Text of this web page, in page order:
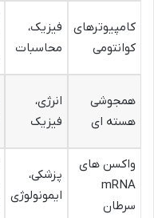
کامپیوترهای
کوانتومی
فیزیک،
محاسبات
همجوشی
هسته ای
انرژی،
فیزیک
واکسن های
mRNA
سرطان
پزشکی،
ایمونولوژی